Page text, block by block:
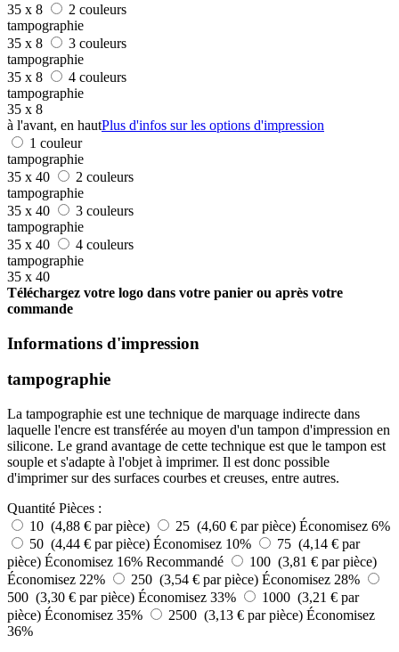
35 x 8
2 couleurs
tampographie
35 x 8
3 couleurs
tampographie
35 x 8
4 couleurs
tampographie
35 x 8
à l'avant, en hautPlus d'infos sur les options d'impression
1 couleur
tampographie
35 x 40
2 couleurs
tampographie
35 x 40
3 couleurs
tampographie
35 x 40
4 couleurs
tampographie
35 x 40
Téléchargez votre logo dans votre panier ou après votre
commande
Informations d'impression
tampographie
La tampographie est une technique de marquage indirecte dans
laquelle l'encre est transférée au moyen d'un tampon d'impression en
silicone. Le grand avantage de cette technique est que le tampon est
souple et s'adapte à l'objet à imprimer. Il est donc possible
d'imprimer sur des surfaces courbes et creuses, entre autres.
Quantité Pièces :
10 (4,88 € par pièce)
25 (4,60 € par pièce) Économisez 6%
50 (4,44 € par pièce) Économisez 10%
75 (4,14 € par
pièce) Économisez 16% Recommandé
100 (3,81 € par pièce)
Économisez 22%
250 (3,54 € par pièce) Économisez 28%
500 (3,30 € par pièce) Économisez 33%
1000 (3,21 € par
pièce) Économisez 35% 2500 (3,13 € par pièce) Économisez
36%